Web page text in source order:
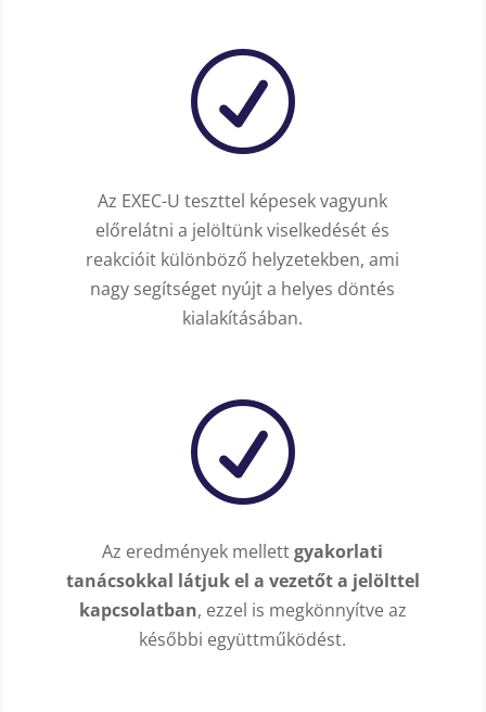
R
Az EXEC-U teszttel képesek vagyunk
előrelátni a jelöltünk viselkedését és
reakcióit különböző helyzetekben, ami
nagy segítséget nyújt a helyes döntés
kialakításában.
R
Az eredmények mellettgyakorlati
tanácsokkal látjuk el a vezetőt a jelölttel
kapcsolatban, ezzel is megkönnyítve az
későbbi együttműködést.